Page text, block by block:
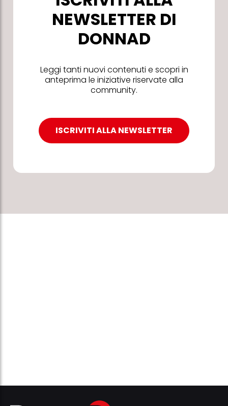
NEWSLETTER DI
DONNAD
Leggi tanti nuovi contenuti e scopri in
anteprima le iniziative riservate alla
community.
ISCRIVITI ALLA NEWSLETTER